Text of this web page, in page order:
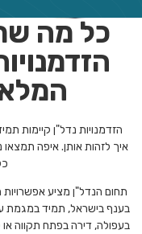
כל מה
הזדמנויות נדל"ן קיימות
איך לזהות אותן. איפה
תחום הנדל"ן מציע
בענף בישראל, תמיד במגמת
בעפולה, דירה בפתח תקווה או